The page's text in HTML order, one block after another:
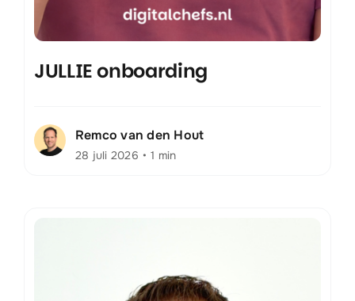
JULLIE onboarding
Remco van den Hout
28 juli 2026 • 1 min